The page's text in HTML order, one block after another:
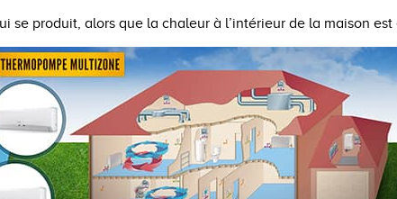
se produit, alors que la chaleur à l’intérieur de la maison est